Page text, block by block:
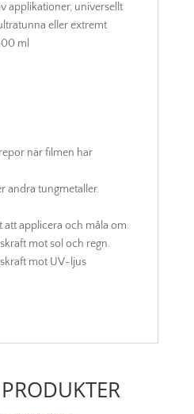
applikationer, universellt
eller extremt
ml
när filmen har
andra tungmetaller.
att applicera och måla om.
mot sol och regn.
mot UV-ljus